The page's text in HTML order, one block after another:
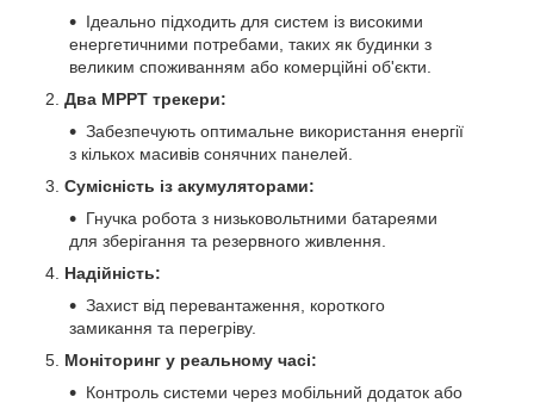
Ідеально підходить для систем із високими
енергетичними потребами, таких як будинки з
великим споживанням або комерційні об'єкти.
Два MPPT трекери:
Забезпечують оптимальне використання енергії
з кількох масивів сонячних панелей.
Сумісність із акумуляторами:
Гнучка робота з низьковольтними батареями
для зберігання та резервного живлення.
Надійність:
Захист від перевантаження, короткого
замикання та перегріву.
Моніторинг у реальному часі:
Контроль системи через мобільний додаток або